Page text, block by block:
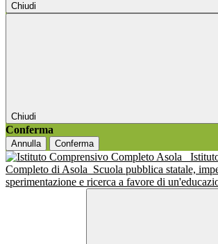
Chiudi
Chiudi
Conferma
Annulla Conferma
Completo di Asola Scuola pubblica statale,
sperimentazione e ricerca a favore di